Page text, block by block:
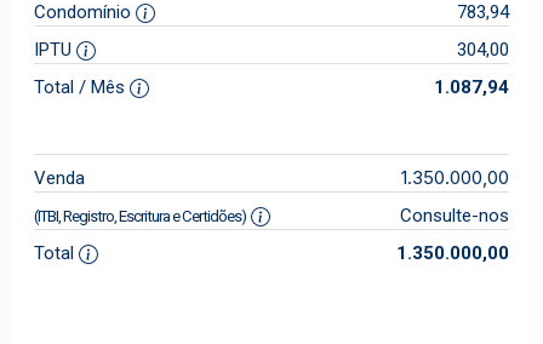
Condomínio
783,94
IPTU
304,00
Total / Mês
1.087,94
Venda 1.350.000,00
(ITBI, Registro, Escritura e Certidões)
Consulte-nos
Total
1.350.000,00